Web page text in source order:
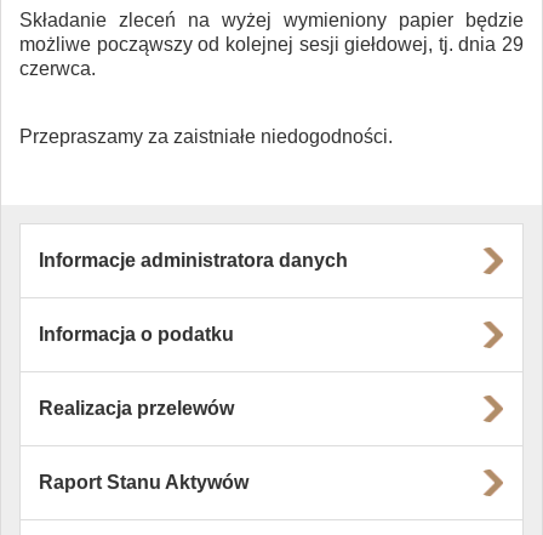
Składanie zleceń na wyżej wymieniony papier będzie
możliwe począwszy od kolejnej sesji giełdowej, tj. dnia 29
czerwca.
Przepraszamy za zaistniałe niedogodności.
Informacje administratora danych
Informacja o podatku
Realizacja przelewów
Raport Stanu Aktywów